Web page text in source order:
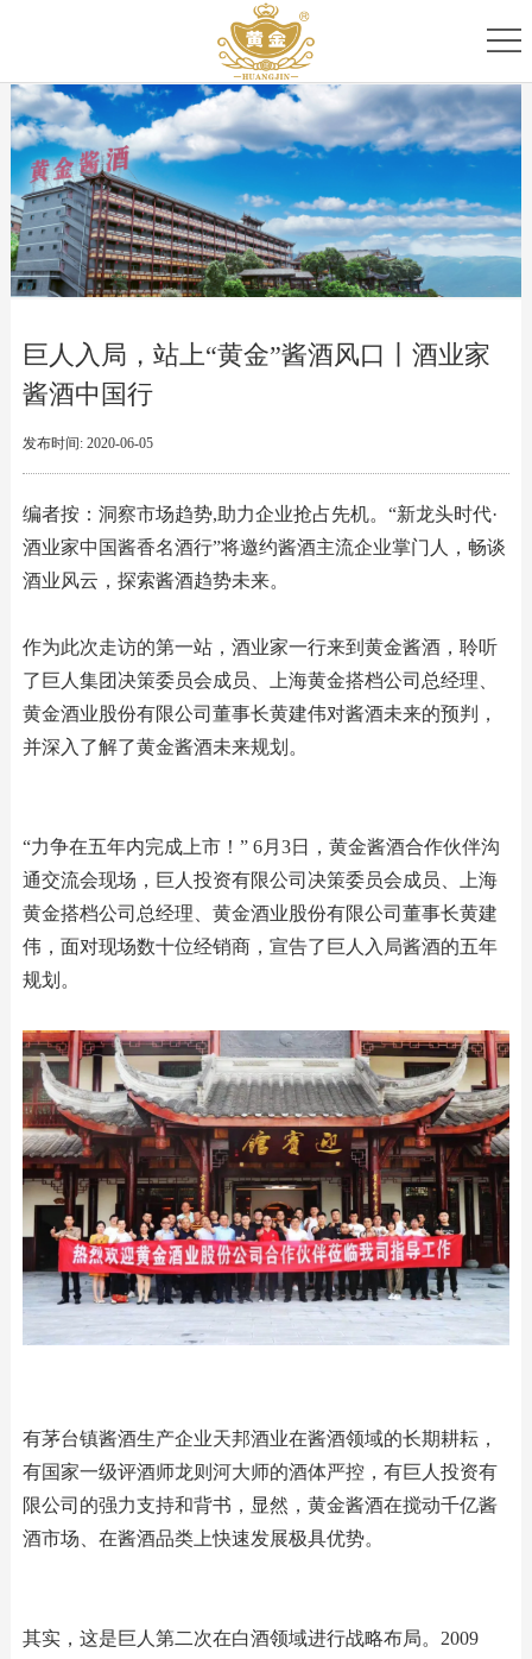
页
关
于
我
们
专
家
团
队
产
品
家
新
闻
服
巨人入局，站上“黄金”酱酒风口丨酒业家
酱酒中国行
发布时间: 2020-06-05
编者按：洞察市场趋势,助力企业抢占先机。“新龙头时代·
酒业家中国酱香名酒行”将邀约酱酒主流企业掌门人，畅谈
酒业风云，探索酱酒趋势未来。
作为此次走访的第一站，酒业家一行来到黄金酱酒，聆听
了巨人集团决策委员会成员、上海黄金搭档公司总经理、
黄金酒业股份有限公司董事长黄建伟对酱酒未来的预判，
并深入了解了黄金酱酒未来规划。
“力争在五年内完成上市！” 6月3日，黄金酱酒合作伙伴沟
通交流会现场，巨人投资有限公司决策委员会成员、上海
黄金搭档公司总经理、黄金酒业股份有限公司董事长黄建
伟，面对现场数十位经销商，宣告了巨人入局酱酒的五年
规划。
有茅台镇酱酒生产企业天邦酒业在酱酒领域的长期耕耘，
有国家一级评酒师龙则河大师的酒体严控，有巨人投资有
限公司的强力支持和背书，显然，黄金酱酒在搅动千亿酱
酒市场、在酱酒品类上快速发展极具优势。
其实，这是巨人第二次在白酒领域进行战略布局。2009